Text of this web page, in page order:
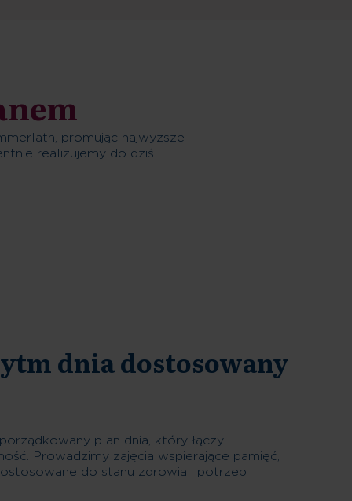
promując najwyższe
realizujemy do dziś.
dnia dostosowany
plan dnia, który łączy
Prowadzimy zajęcia wspierające pamięć,
do stanu zdrowia i potrzeb